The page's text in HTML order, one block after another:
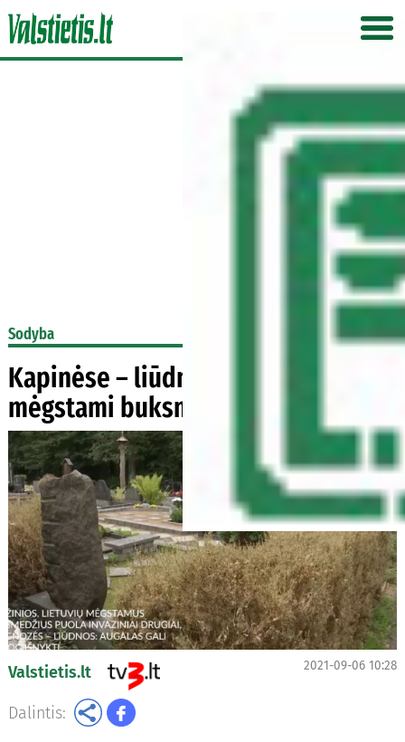
Sodyba
Kapinėse – liūdnas vaizdas: lietuvių
mėgstami buksmedžiai nyksta
Valstietis.lt 2021-09-06 10:28
Dalintis: